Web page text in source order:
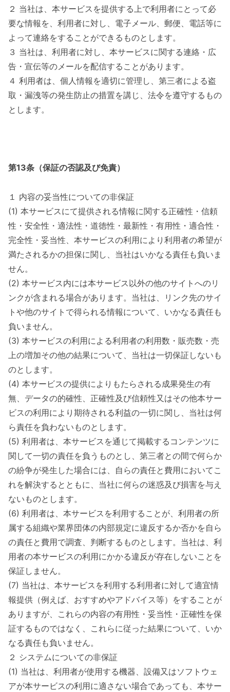
２ 当社は、本サービスを提供する上で利用者にとって必
要な情報を、利用者に対し、電子メール、郵便、電話等に
よって連絡をすることができるものとします。
３ 当社は、利用者に対し、本サービスに関する連絡・広
告・宣伝等のメールを配信することがあります。
４ 利用者は、個人情報を適切に管理し、第三者による盗
取・漏洩等の発生防止の措置を講じ、法令を遵守するもの
とします。
第13条（保証の否認及び免責）
１ 内容の妥当性についての非保証
(1) 本サービスにて提供される情報に関する正確性・信頼
性・安全性・適法性・道徳性・最新性・有用性・適合性・
完全性・妥当性、本サービスの利用により利用者の希望が
満たされるかの担保に関し、当社はいかなる責任も負いま
せん。
(2) 本サービス内には本サービス以外の他のサイトへのリ
ンクが含まれる場合があります。当社は、リンク先のサイ
トや他のサイトで得られる情報について、いかなる責任も
負いません。
(3) 本サービスの利用による利用者の利用数・販売数・売
上の増加その他の結果について、当社は一切保証しないも
のとします。
(4) 本サービスの提供によりもたらされる成果発生の有
無、データの的確性、正確性及び信頼性又はその他本サー
ビスの利用により期待される利益の一切に関し、当社は何
ら責任を負わないものとします。
(5) 利用者は、本サービスを通じて掲載するコンテンツに
関して一切の責任を負うものとし、第三者との間で何らか
の紛争が発生した場合には、自らの責任と費用においてこ
れを解決するとともに、当社に何らの迷惑及び損害を与え
ないものとします。
(6) 利用者は、本サービスを利用することが、利用者の所
属する組織や業界団体の内部規定に違反するか否かを自ら
の責任と費用で調査、判断するものとします。当社は、利
用者の本サービスの利用にかかる違反が存在しないことを
保証しません。
(7) 当社は、本サービスを利用する利用者に対して適宜情
報提供（例えば、おすすめやアドバイス等）をすることが
ありますが、これらの内容の有用性・妥当性・正確性を保
証するものではなく、これらに従った結果について、いか
なる責任も負いません。
２ システムについての非保証
(1) 当社は、利用者が使用する機器、設備又はソフトウェ
アが本サービスの利用に適さない場合であっても、本サー